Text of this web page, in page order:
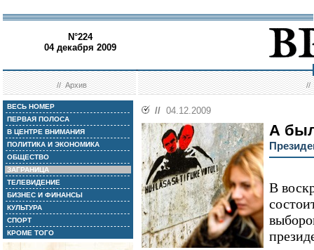
N°224
04 декабря 2009
//Архив //
ВЕСЬ НОМЕР
ПЕРВАЯ ПОЛОСА
В ЦЕНТРЕ ВНИМАНИЯ
ПОЛИТИКА И ЭКОНОМИКА
ОБЩЕСТВО
ЗАГРАНИЦА
ТЕЛЕВИДЕНИЕ
БИЗНЕС И ФИНАНСЫ
КУЛЬТУРА
СПОРТ
КРОМЕ ТОГО
// 04.12.2009
А
В